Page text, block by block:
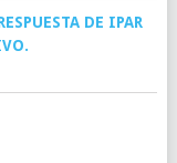
DE IPAR